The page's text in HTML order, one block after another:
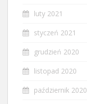
luty 2021
styczeń 2021
grudzień 2020
listopad 2020
październik 2020